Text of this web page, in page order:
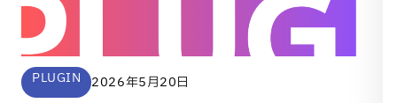
PLUGIN 2026年5月20日